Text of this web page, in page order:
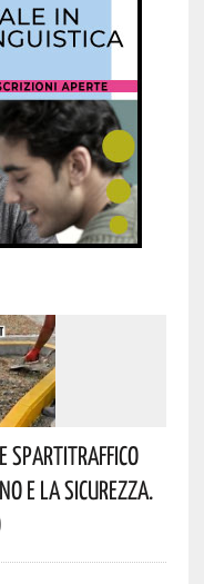
Spartitraffico
E La Sicurezza.